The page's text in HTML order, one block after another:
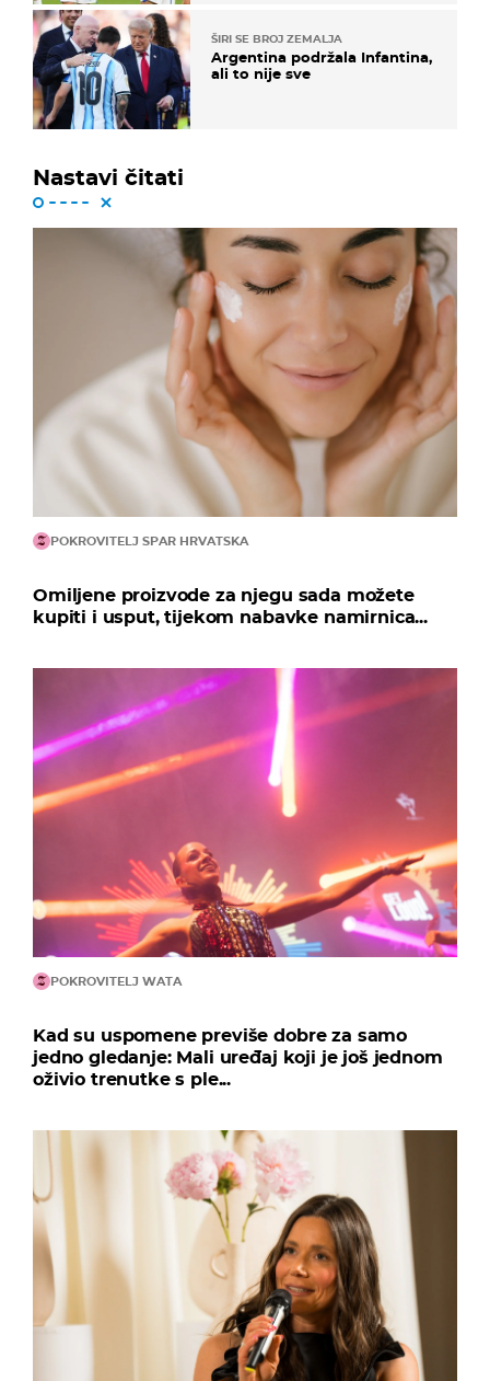
ŠIRI SE BROJ ZEMALJA
Argentina podržala Infantina,
ali to nije sve
Nastavi čitati
POKROVITELJ SPAR HRVATSKA
Omiljene proizvode za njegu sada možete
kupiti i usput, tijekom nabavke namirnica...
POKROVITELJ WATA
Kad su uspomene previše dobre za samo
jedno gledanje: Mali uređaj koji je još jednom
oživio trenutke s ple...